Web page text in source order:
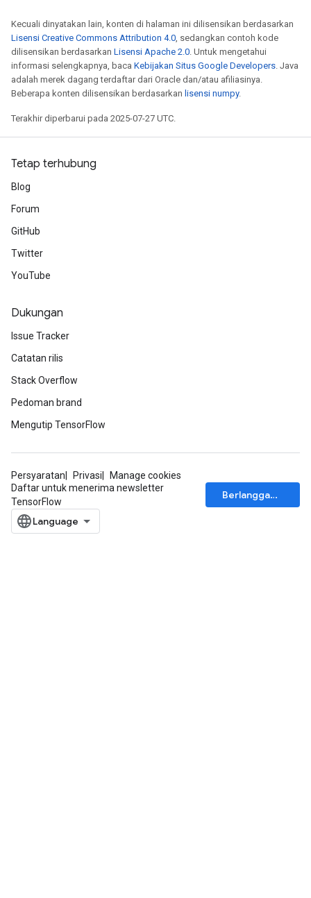
Kecuali dinyatakan lain, konten di halaman ini dilisensikan berdasarkan
Lisensi Creative Commons Attribution 4.0, sedangkan contoh kode
dilisensikan berdasarkan Lisensi Apache 2.0. Untuk mengetahui
informasi selengkapnya, baca Kebijakan Situs Google Developers. Java
adalah merek dagang terdaftar dari Oracle dan/atau afiliasinya.
Beberapa konten dilisensikan berdasarkan lisensi numpy.
Terakhir diperbarui pada 2025-07-27 UTC.
Tetap terhubung
Blog
Forum
GitHub
Twitter
YouTube
Dukungan
Issue Tracker
Catatan rilis
Stack Overflow
Pedoman brand
Mengutip TensorFlow
Persyaratan Privasi
Manage cookies
Daftar untuk menerima newsletter
TensorFlow
Berlangganan